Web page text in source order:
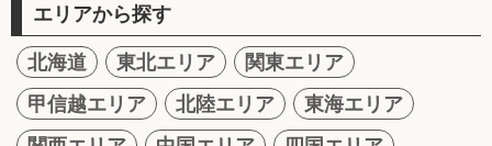
エリアから探す
北海道 東北エリア
関東エリア
甲信越エリア
北陸エリア
東海エリア